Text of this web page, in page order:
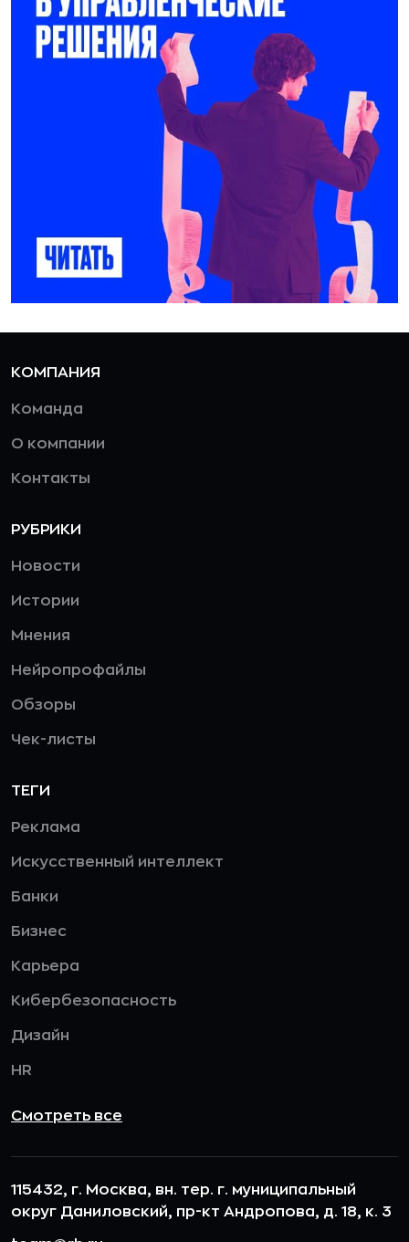
КОМПАНИЯ
Команда
О компании
Контакты
РУБРИКИ
Новости
Истории
Мнения
Нейропрофайлы
Обзоры
Чек-листы
ТЕГИ
Реклама
Искусственный интеллект
Банки
Бизнес
Карьера
Кибербезопасность
Дизайн
HR
Смотреть все
115432, г. Москва, вн. тер. г. муниципальный
округ Даниловский, пр-кт Андропова, д. 18, к. 3